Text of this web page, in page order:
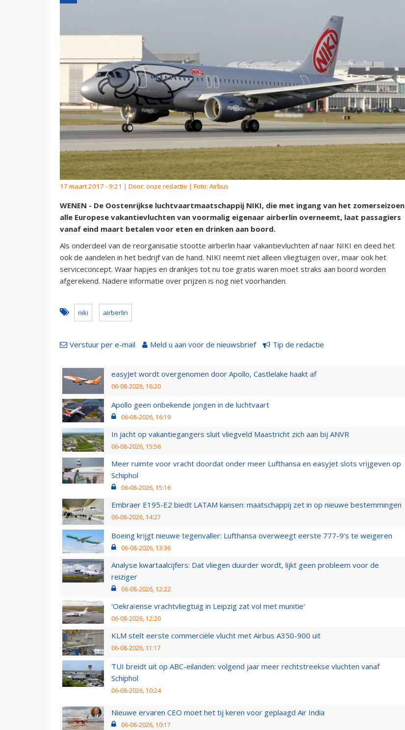
17 maart 2017 - 9:21 | Door: onze redactie | Foto: Airbus
WENEN - De Oostenrijkse luchtvaartmaatschappij NIKI, die met ingang van het zomerseizoen
alle Europese vakantievluchten van voormalig eigenaar airberlin overneemt, laat passagiers
vanaf eind maart betalen voor eten en drinken aan boord.
Als onderdeel van de reorganisatie stootte airberlin haar vakantievluchten af naar NIKI en deed het
ook de aandelen in het bedrijf van de hand. NIKI neemt niet alleen vliegtuigen over, maar ook het
serviceconcept. Waar hapjes en drankjes tot nu toe gratis waren moet straks aan boord worden
afgerekend. Nadere informatie over prijzen is nog niet voorhanden.
niki airberlin
Verstuur per e-mail Meld u aan voor de nieuwsbrief Tip de redactie
easyJet wordt overgenomen door Apollo, Castlelake haakt af
06-08-2026, 16:20
Apollo geen onbekende jongen in de luchtvaart
06-08-2026, 16:19
In jacht op vakantiegangers sluit vliegveld Maastricht zich aan bij ANVR
06-08-2026, 15:56
Meer ruimte voor vracht doordat onder meer Lufthansa en easyJet slots vrijgeven op
Schiphol
06-08-2026, 15:16
Embraer E195-E2 biedt LATAM kansen: maatschappij zet in op nieuwe bestemmingen
06-08-2026, 14:27
Boeing krijgt nieuwe tegenvaller: Lufthansa overweegt eerste 777-9’s te weigeren
06-08-2026, 13:36
Analyse kwartaalcijfers: Dat vliegen duurder wordt, lijkt geen probleem voor de
reiziger
06-08-2026, 12:22
'Oekraïense vrachtvliegtuig in Leipzig zat vol met munitie'
06-08-2026, 12:20
KLM stelt eerste commerciële vlucht met Airbus A350-900 uit
06-08-2026, 11:17
TUI breidt uit op ABC-eilanden: volgend jaar meer rechtstreekse vluchten vanaf
Schiphol
06-08-2026, 10:24
Nieuwe ervaren CEO moet het tij keren voor geplaagd Air India
06-08-2026, 10:17